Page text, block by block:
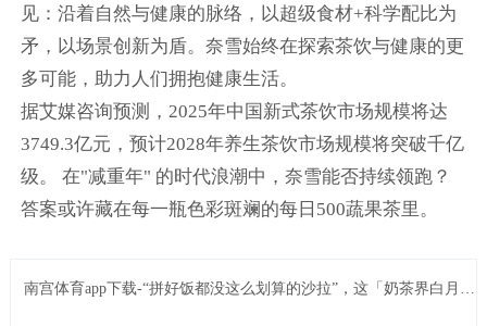
见：沿着自然与健康的脉络，以超级食材+科学配比为
矛，以场景创新为盾。奈雪始终在探索茶饮与健康的更
多可能，助力人们拥抱健康生活。
据艾媒咨询预测，2025年中国新式茶饮市场规模将达
3749.3亿元，预计2028年养生茶饮市场规模将突破千亿
级。 在"减重年" 的时代浪潮中，奈雪能否持续领跑？
答案或许藏在每一瓶色彩斑斓的每日500蔬果茶里。
南宫体育app下载-“拼好饭都没这么划算的沙拉”，这「奶茶界白月